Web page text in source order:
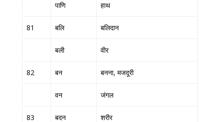
पाणि हाथ
81 बलि बलिदान
बली वीर
82 बन बनना, मजदूरी
वन जंगल
83 बदन शरीर